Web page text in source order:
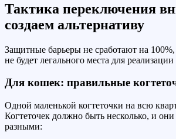
Тактика переключения
создаем альтернативу
Защитные барьеры не сработают на
не будет легального места для
Для кошек: правильные
Одной маленькой когтеточки на всю
Когтеточек должно быть несколько, и
разными: